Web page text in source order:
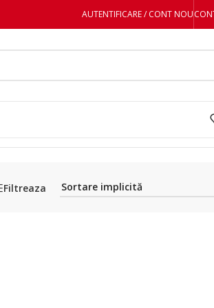
AUTENTIFICARE / CONT NOU
Filtreaza